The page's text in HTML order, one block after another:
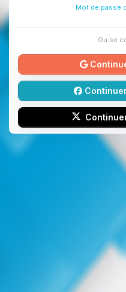
Mot de passe
Ou se